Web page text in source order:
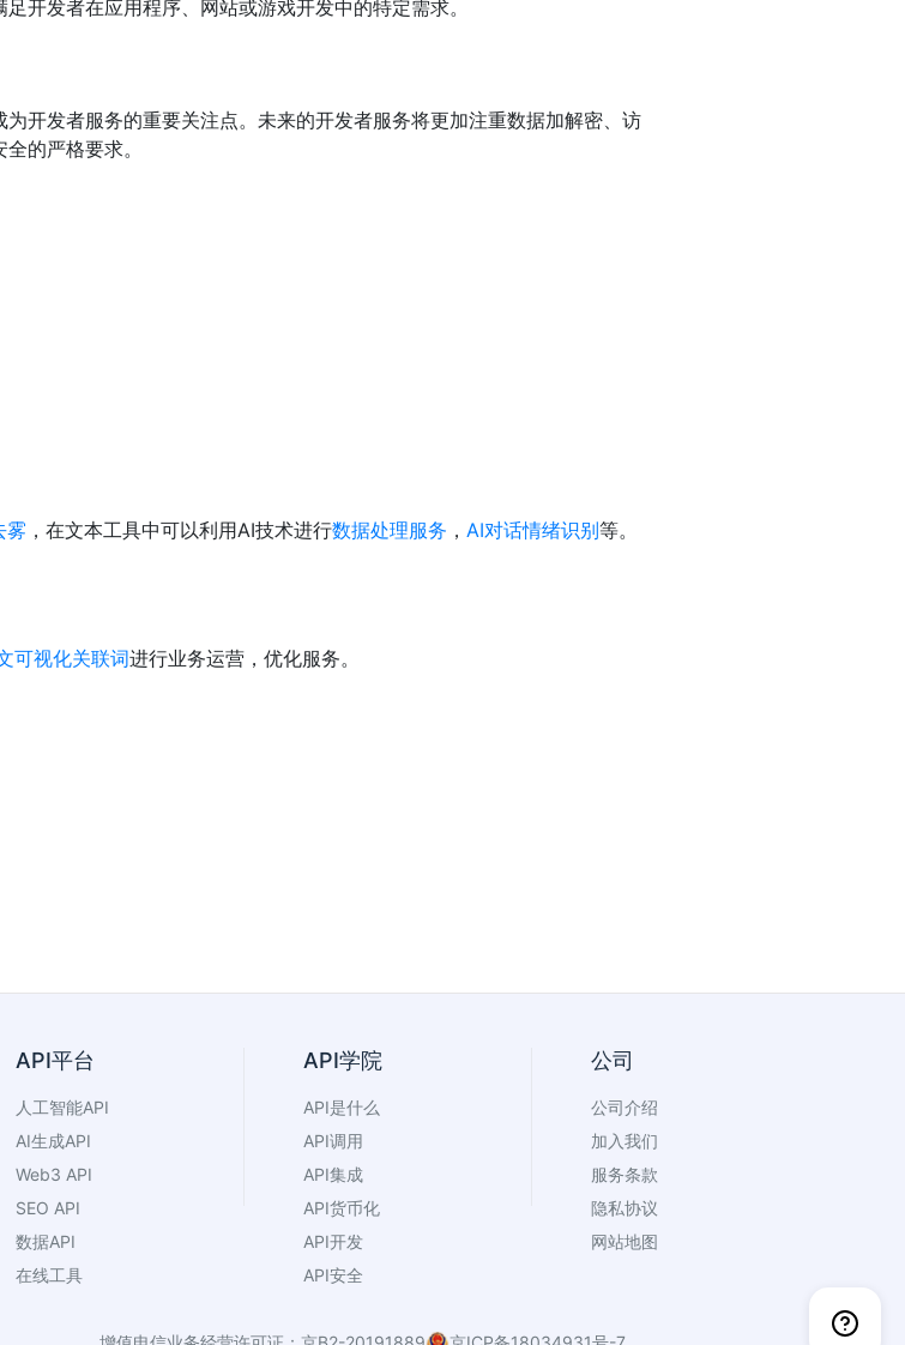
开发者在应用程序、网站或游戏开发中的特定需求。
开发者服务的重要关注点。未来的开发者服务将更加注重数据加解密、访
的严格要求。
雾 ，在文本工具中可以利用AI技术进行数据处理服务 ， AI对话情绪识别等。
可视化关联词进行业务运营，优化服务。
API平台
人工智能API
AI生成API
Web3 API
SEO API
数据API
在线工具
API学院
API是什么
API调用
API集成
API货币化
API开发
API安全
公司
公司介绍
加入我们
服务条款
隐私协议
网站地图